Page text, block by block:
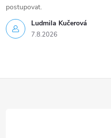
Ludmila Kučerová
7.8.2026
postupovat.